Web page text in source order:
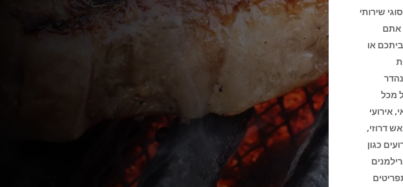
שירותי
אתם
או
מכל
אירועי
דרוזי,
כגון